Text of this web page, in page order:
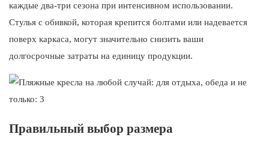
каждые два-три сезона при интенсивном использовании.
Стулья с обивкой, которая крепится болтами или надевается
поверх каркаса, могут значительно снизить ваши
долгосрочные затраты на единицу продукции.
Правильный выбор размера